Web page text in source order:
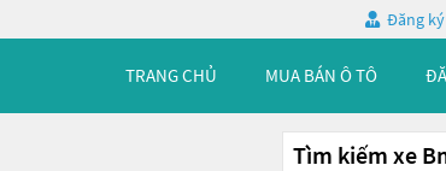
Đăng ký
TRANG CHỦ MUA BÁN Ô TÔ
Tìm kiếm xe